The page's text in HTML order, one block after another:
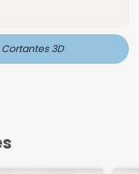
Cortantes 3D